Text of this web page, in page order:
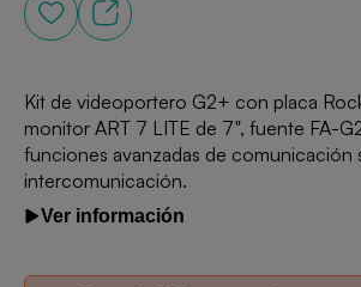
Kit de videoportero G2+ con placa
monitor ART 7 LITE de 7", fuente FA-
funciones avanzadas de comunicación
intercomunicación.
Ver información